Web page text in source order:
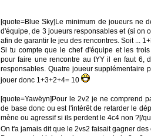
[quote=Blue Sky]Le minimum de joueurs ne
d'équipe, de 3 joueurs responsables et (si on
afin de garantir le jeu des rencontres. Soit ...
Si tu compte que le chef d'équipe et les
pour faire une rencontre au tYY il en faut 6,
responsables. Quatre joueur supplémentaire
jouer donc 1+3+2+4= 10
[quote=Yawëyn]Pour le 2v2 je ne comprend
de base donc ou est l'intérêt de retarder le
mène ou agressif si ils perdent le 4c4 non ?[/
On t'a jamais dit que le 2vs2 faisait gagner